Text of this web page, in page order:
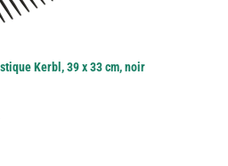
Kerbl, 39 x 33 cm, noir